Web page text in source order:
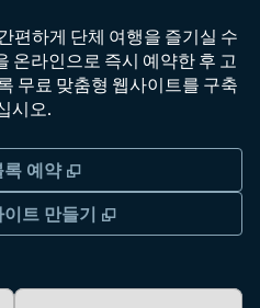
편하게 단체 여행을 즐기실 수
온라인으로 즉시 예약한 후 고
무료 맞춤형 웹사이트를 구축
시오.
예약 ,
트 만들기
,